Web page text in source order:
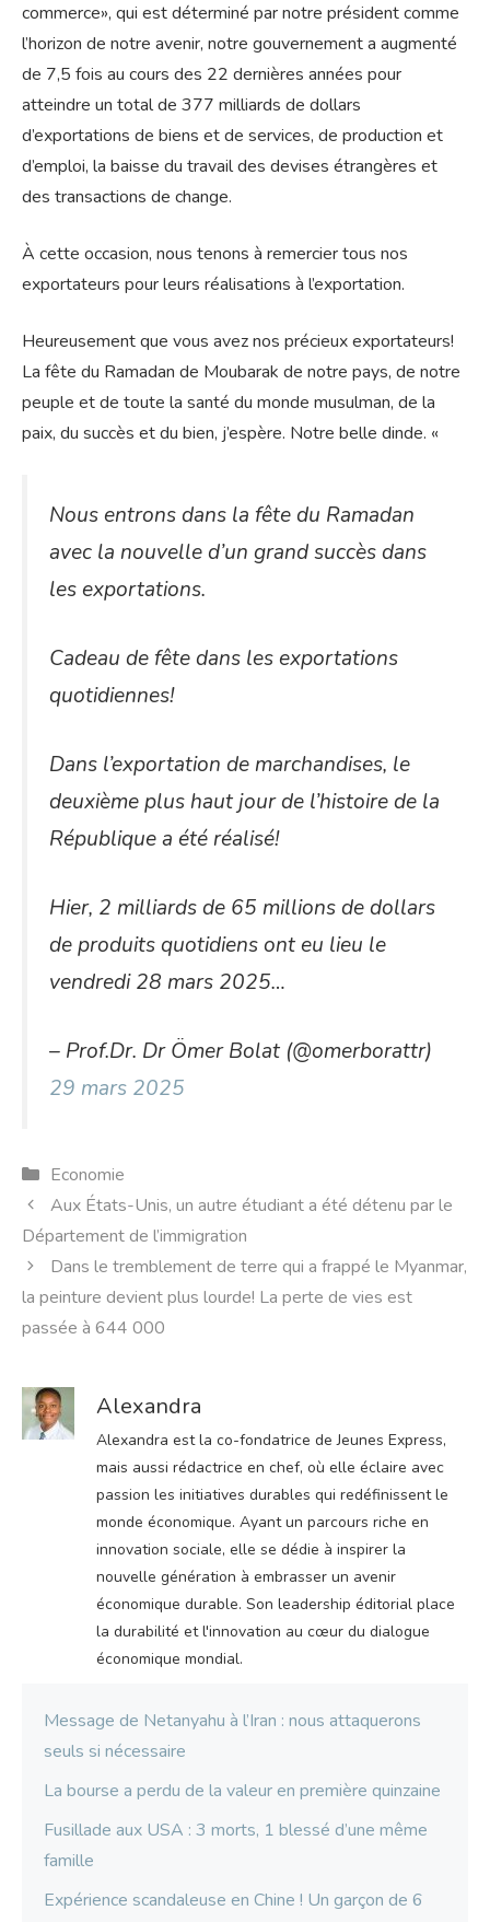
commerce», qui est déterminé par notre président comme
l’horizon de notre avenir, notre gouvernement a augmenté
de 7,5 fois au cours des 22 dernières années pour
atteindre un total de 377 milliards de dollars
d’exportations de biens et de services, de production et
d’emploi, la baisse du travail des devises étrangères et
des transactions de change.
À cette occasion, nous tenons à remercier tous nos
exportateurs pour leurs réalisations à l’exportation.
Heureusement que vous avez nos précieux exportateurs!
La fête du Ramadan de Moubarak de notre pays, de notre
peuple et de toute la santé du monde musulman, de la
paix, du succès et du bien, j’espère. Notre belle dinde. «
Nous entrons dans la fête du Ramadan
avec la nouvelle d’un grand succès dans
les exportations.
Cadeau de fête dans les exportations
quotidiennes!
Dans l’exportation de marchandises, le
deuxième plus haut jour de l’histoire de la
République a été réalisé!
Hier, 2 milliards de 65 millions de dollars
de produits quotidiens ont eu lieu le
vendredi 28 mars 2025…
– Prof.Dr. Dr Ömer Bolat (@omerborattr)
29 mars 2025
Catégories
Economie
Aux États-Unis, un autre étudiant a été détenu par le
Département de l’immigration
Dans le tremblement de terre qui a frappé le Myanmar,
la peinture devient plus lourde! La perte de vies est
passée à 644 000
Alexandra
Alexandra est la co-fondatrice de Jeunes Express,
mais aussi rédactrice en chef, où elle éclaire avec
passion les initiatives durables qui redéfinissent le
monde économique. Ayant un parcours riche en
innovation sociale, elle se dédie à inspirer la
nouvelle génération à embrasser un avenir
économique durable. Son leadership éditorial place
la durabilité et l'innovation au cœur du dialogue
économique mondial.
Message de Netanyahu à l’Iran : nous attaquerons
seuls si nécessaire
La bourse a perdu de la valeur en première quinzaine
Fusillade aux USA : 3 morts, 1 blessé d’une même
famille
Expérience scandaleuse en Chine ! Un garçon de 6